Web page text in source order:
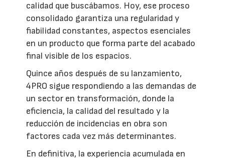
calidad que buscábamos. Hoy, ese proceso
consolidado garantiza una regularidad y
fiabilidad constantes, aspectos esenciales
en un producto que forma parte del acabado
final visible de los espacios.
Quince años después de su lanzamiento,
4PRO sigue respondiendo a las demandas de
un sector en transformación, donde la
eficiencia, la calidad del resultado y la
reducción de incidencias en obra son
factores cada vez más determinantes.
En definitiva, la experiencia acumulada en